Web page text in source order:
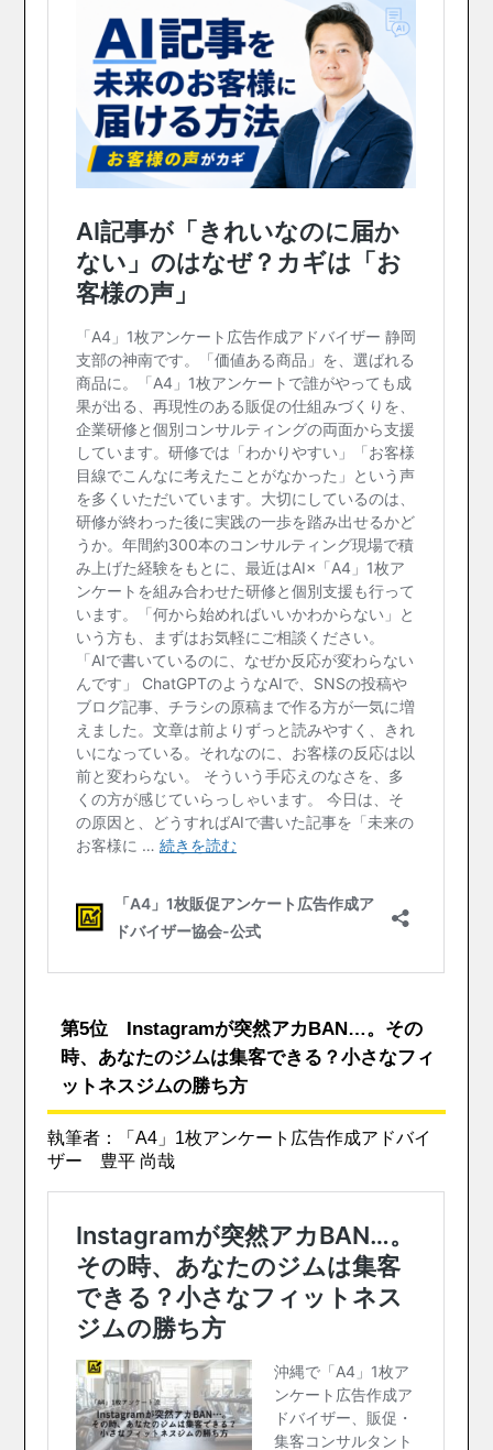
第5位 Instagramが突然アカBAN…。その
時、あなたのジムは集客できる？小さなフィ
ットネスジムの勝ち方
執筆者：「A4」1枚アンケート広告作成アドバイ
ザー 豊平 尚哉